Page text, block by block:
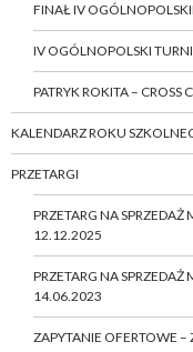
FINAŁ IV
IV OGÓLNOPOLSKI
PATRYK ROKITA – CROSS
KALENDARZ ROKU
PRZETARGI
PRZETARG NA
12.12.2025
PRZETARG NA
14.06.2023
ZAPYTANIE OFERTOWE